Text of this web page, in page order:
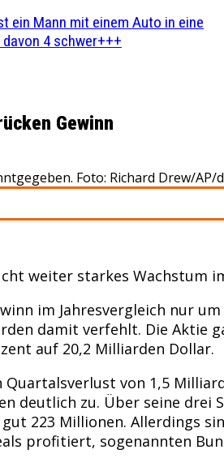
ein Mann mit einem Auto in eine
4 schwer+++
Gewinn
Foto: Richard Drew/AP/
weiter starkes
im Jahresvergleich nur
damit verfehlt. Die Aktie
auf 20,2 Milliarden Dollar.
von 1,5
deutlich zu. Über seine
223 Millionen. Allerdings
profitiert, sogenannten